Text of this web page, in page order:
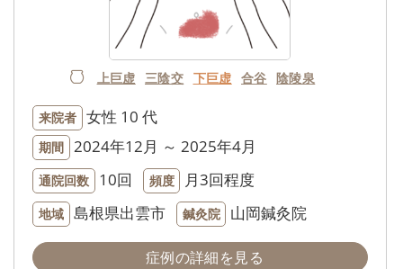
上巨虚 三陰交 下巨虚 合谷 陰陵泉
来院者 女性 10 代
期間 2024年12月 ～ 2025年4月
通院回数 10回 頻度 月3回程度
地域 島根県出雲市 鍼灸院 山岡鍼灸院
症例の詳細を見る